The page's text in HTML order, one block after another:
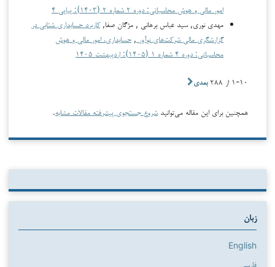
امور مالی و هوش محاسباتی: دوره ۲ شماره ۲ (۱۴۰۳): پیاپی ۴
مهدی نوری, سید عباس برهانی , مژگان صفا,کاربرد حسابداری شتابی در
گزارشگری مالی شرکت‌های نوآور , حسابداری، امور مالی و هوش
محاسباتی: دوره ۴ شماره ۱ (۱۴۰۵): اردیبهشت ۱۴۰۵
۱-۱۰ از ۲۸۸ بعدی
همچنین برای این مقاله می‌توانید شروع جستجوی پیشرفته مقالات مشابه.
زبان
English
فارسی